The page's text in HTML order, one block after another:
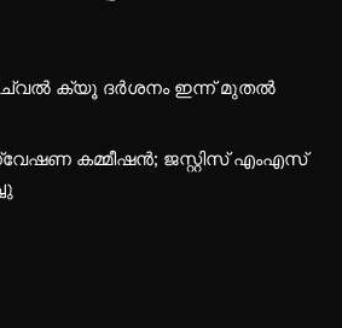
ക്യൂ ദര്‍ശനം ഇന്ന് മുതല്‍
കമ്മീഷന്‍; ജസ്റ്റിസ് എംഎസ്